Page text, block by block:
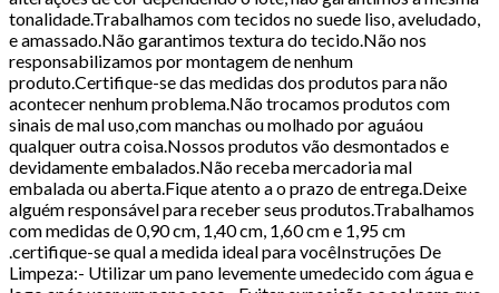
tonalidade.Trabalhamos com tecidos no suede liso, aveludado,
e amassado.Não garantimos textura do tecido.Não nos
responsabilizamos por montagem de nenhum
produto.Certifique-se das medidas dos produtos para não
acontecer nenhum problema.Não trocamos produtos com
sinais de mal uso,com manchas ou molhado por aguáou
qualquer outra coisa.Nossos produtos vão desmontados e
devidamente embalados.Não receba mercadoria mal
embalada ou aberta.Fique atento a o prazo de entrega.Deixe
alguém responsável para receber seus produtos.Trabalhamos
com medidas de 0,90 cm, 1,40 cm, 1,60 cm e 1,95 cm
.certifique-se qual a medida ideal para vocêInstruções De
Limpeza:- Utilizar um pano levemente umedecido com água e